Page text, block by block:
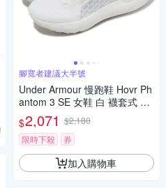
腳寬者建議大半號
Under Armour 慢跑鞋 Hovr Ph
antom 3 SE 女鞋 白 襪套式 針
織鞋面 緩震 運動鞋 UA 30265
84100
$2,071 $2,180
限時下殺
券
加入購物車